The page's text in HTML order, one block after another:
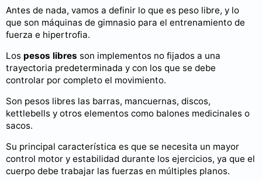
Antes de nada, vamos a definir lo que es peso libre, y lo
que son máquinas de gimnasio para el entrenamiento de
fuerza e hipertrofia.
Los pesos libres son implementos no fijados a una
trayectoria predeterminada y con los que se debe
controlar por completo el movimiento.
Son pesos libres las barras, mancuernas, discos,
kettlebells y otros elementos como balones medicinales o
sacos.
Su principal característica es que se necesita un mayor
control motor y estabilidad durante los ejercicios, ya que el
cuerpo debe trabajar las fuerzas en múltiples planos.